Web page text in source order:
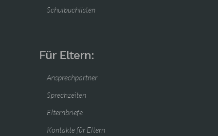
Schulbuchlisten
Für Eltern:
Ansprechpartner
Sprechzeiten
Elternbriefe
Kontakte für Eltern